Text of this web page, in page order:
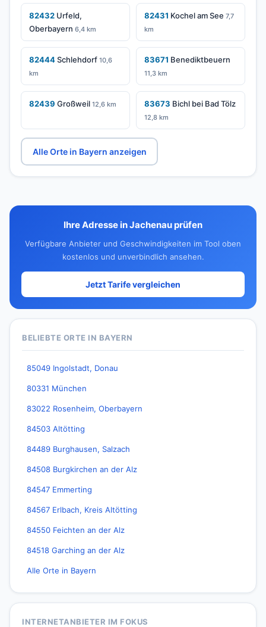
82432 Urfeld,
Oberbayern 6,4 km
82431 Kochel am See 7,7
km
82444Schlehdorf 10,6
km
83671 Benediktbeuern
11,3 km
82439 Großweil 12,6 km 83673 Bichl bei Bad Tölz
12,8 km
Alle Orte in Bayern anzeigen
Ihre Adresse in Jachenau prüfen
Verfügbare Anbieter und Geschwindigkeiten im Tool oben
kostenlos und unverbindlich ansehen.
Jetzt Tarife vergleichen
BELIEBTE ORTE IN BAYERN
85049 Ingolstadt, Donau
80331 München
83022 Rosenheim, Oberbayern
84503 Altötting
84489 Burghausen, Salzach
84508 Burgkirchen an der Alz
84547 Emmerting
84567 Erlbach, Kreis Altötting
84550 Feichten an der Alz
84518 Garching an der Alz
Alle Orte in Bayern
INTERNETANBIETER IM FOKUS